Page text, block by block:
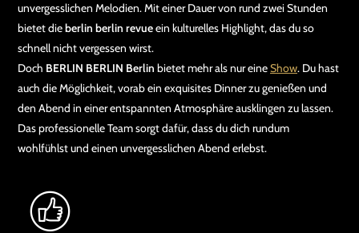
unvergesslichen Melodien. Mit einer Dauer von rund zwei Stunden
bietet dieberlin berlin revueein kulturelles Highlight, das du so
schnell nicht vergessen wirst.
Doch BERLIN BERLIN Berlin bietet mehr als nur eineShow. Du hast
auch die Möglichkeit, vorab ein exquisites Dinner zu genießen und
den Abend in einer entspannten Atmosphäre ausklingen zu lassen.
Das professionelle Team sorgt dafür, dass du dich rundum
wohlfühlst und einen unvergesslichen Abend erlebst.